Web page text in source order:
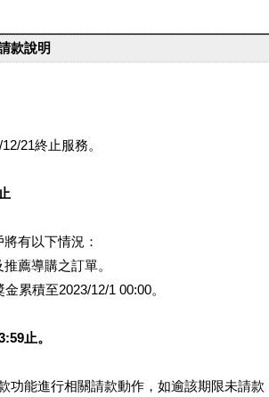
款說明
21終止服務。
有以下情況：
薦導購之訂單。
累積至2023/12/1 00:00。
止。
能進行相關請款動作，如逾該期限未請款